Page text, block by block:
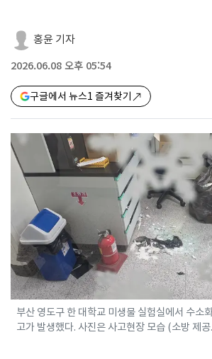
홍윤 기자
2026.06.08 오후 05:54
구글에서 뉴스1 즐겨찾기
부산 영도구 한 대학교 미생물 실험실에서 수소
고가 발생했다. 사진은 사고현장 모습 (소방 제